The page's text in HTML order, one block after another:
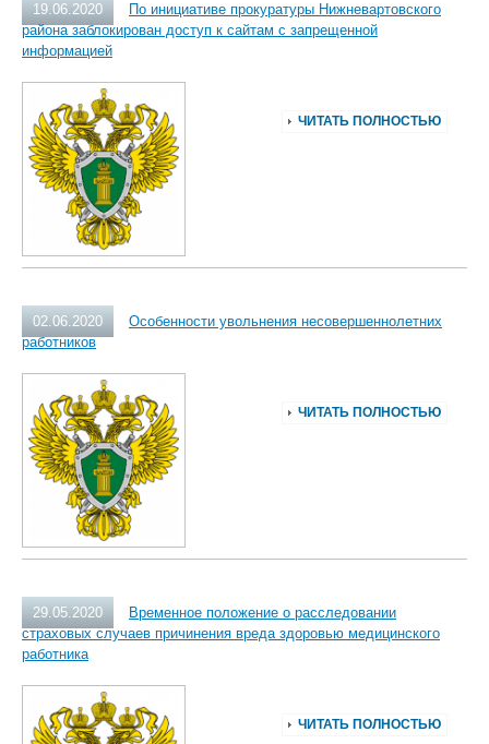
19.06.2020
По инициативе прокуратуры Нижневартовского
района заблокирован доступ к сайтам с запрещенной
информацией
ЧИТАТЬ ПОЛНОСТЬЮ
02.06.2020
Особенности увольнения несовершеннолетних
работников
ЧИТАТЬ ПОЛНОСТЬЮ
29.05.2020
Временное положение о расследовании
страховых случаев причинения вреда здоровью медицинского
работника
ЧИТАТЬ ПОЛНОСТЬЮ